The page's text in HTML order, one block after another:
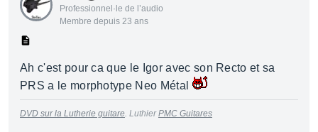
Professionnel·le de l’audio
Membre depuis 23 ans
Ah c'est pour ca que le Igor avec son Recto et sa
PRS a le morphotype Neo Métal
DVD sur la Lutherie guitare. LuthierPMC Guitares